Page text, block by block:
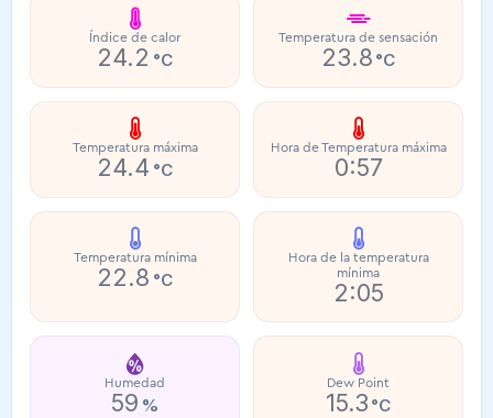
Índice de calor
24.2 °C
Temperatura de sensación
23.8 °C
Temperatura máxima
24.4 °C
Hora de Temperatura máxima
0:57
Temperatura mínima
22.8 °C
Hora de la temperatura
mínima
2:05
Humedad
59 %
Dew Point
15.3 °C